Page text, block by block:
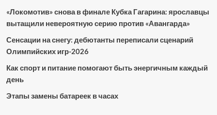
«Локомотив» снова в финале Кубка Гагарина: ярославцы
вытащили невероятную серию против «Авангарда»
Сенсации на снегу: дебютанты переписали сценарий
Олимпийских игр-2026
Как спорт и питание помогают быть энергичным каждый
день
Этапы замены батареек в часах